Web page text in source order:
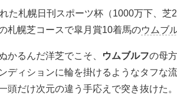
た札幌日刊スポーツ杯（1000万下、芝
札幌芝コースで皐月賞10着馬のウムブ
るんだ洋芝でこそ、 ウムブルフの母
ディションに輪を掛けるようなタフな
頭だけ次元の違う手応えで突き抜けた